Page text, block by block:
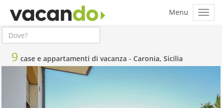
9 case e appartamenti di vacanza - Caronia, Sicilia